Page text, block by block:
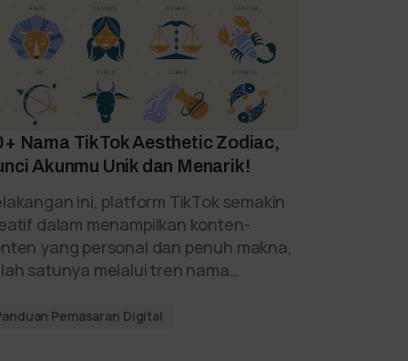
Nama TikTok Aesthetic Zodiac,
Akunmu Unik dan Menarik!
ini, platform TikTok semakin
dalam menampilkan konten-
yang personal dan penuh makna,
satunya melalui tren nama…
Pemasaran Digital